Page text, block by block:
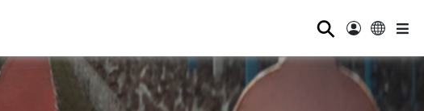
⚲